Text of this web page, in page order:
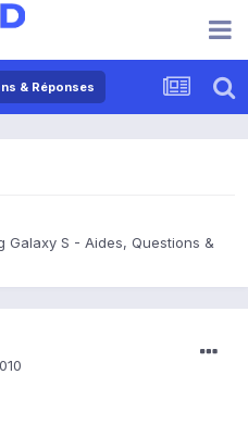
& Réponses
Galaxy S - Aides, Questions &